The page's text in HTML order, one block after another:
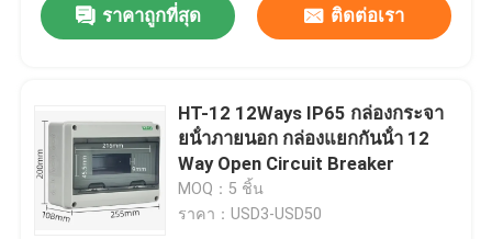
ราคาถูกที่สุด ติดต่อเรา
HT-12 12Ways IP65 กล่องกระจา
ยน้ําภายนอก กล่องแยกกันน้ํา 12
Way Open Circuit Breaker
MOQ：5 ชิ้น
ราคา：USD3-USD50